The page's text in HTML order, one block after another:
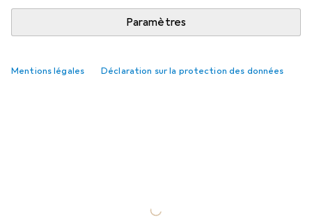
Paramètres
Mentions légales Déclaration sur la protection des données